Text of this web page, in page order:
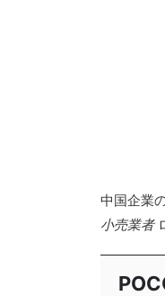
中国企業
小売業者